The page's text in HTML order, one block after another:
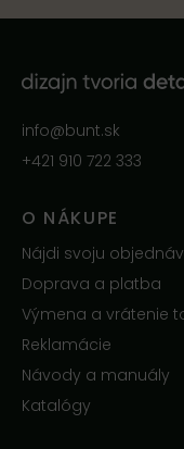
info@bunt.sk
+421 910 722 333
O NÁKUPE
Nájdi svoju
Doprava a platba
Výmena a vrátenie
Reklamácie
Návody a manuály
Katalógy